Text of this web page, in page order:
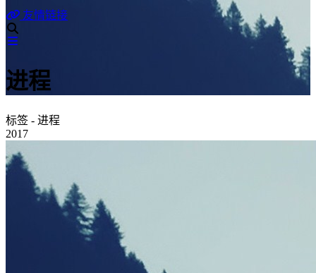
友情链接
进程
标签 - 进程
2017